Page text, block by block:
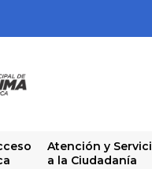
Atención y
a la Ciudadanía